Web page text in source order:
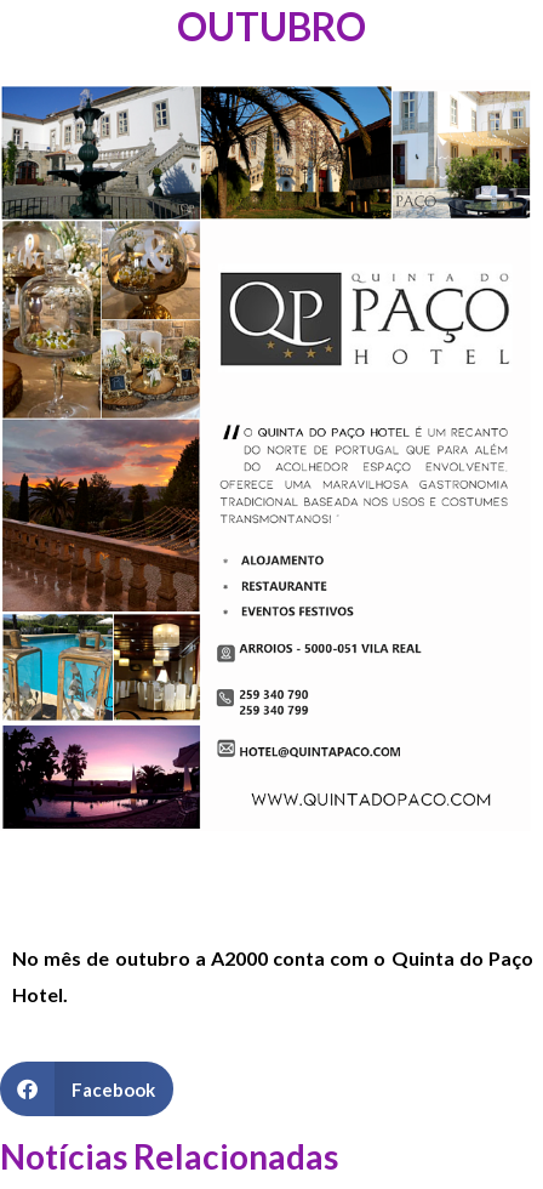
OUTUBRO
No mês de outubro a A2000 conta com o Quinta do Paço
Hotel.
Facebook
Notícias Relacionadas